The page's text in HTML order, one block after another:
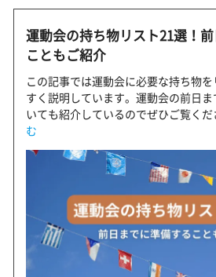
運動会の持ち物リスト21選！
こともご紹介
この記事では運動会に必要な持ち物
すく説明しています。運動会の前日
いても紹介しているのでぜひご覧くだ
む